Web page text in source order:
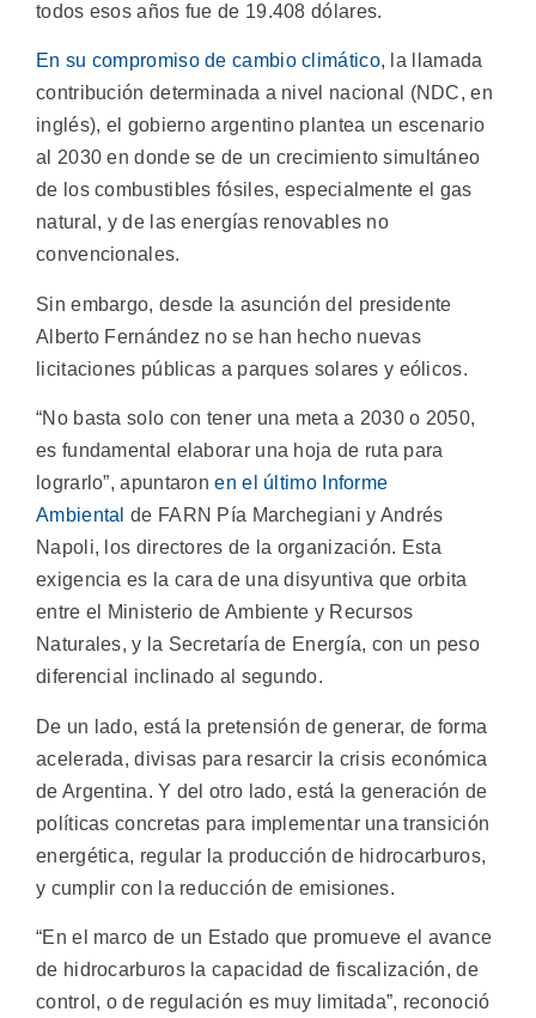
todos esos años fue de 19.408 dólares.
En su compromiso de cambio climático, la llamada
contribución determinada a nivel nacional (NDC, en
inglés), el gobierno argentino plantea un escenario
al 2030 en donde se de un crecimiento simultáneo
de los combustibles fósiles, especialmente el gas
natural, y de las energías renovables no
convencionales.
Sin embargo, desde la asunción del presidente
Alberto Fernández no se han hecho nuevas
licitaciones públicas a parques solares y eólicos.
“No basta solo con tener una meta a 2030 o 2050,
es fundamental elaborar una hoja de ruta para
lograrlo”, apuntaronen el último Informe
Ambiental de FARN Pía Marchegiani y Andrés
Napoli, los directores de la organización. Esta
exigencia es la cara de una disyuntiva que orbita
entre el Ministerio de Ambiente y Recursos
Naturales, y la Secretaría de Energía, con un peso
diferencial inclinado al segundo.
De un lado, está la pretensión de generar, de forma
acelerada, divisas para resarcir la crisis económica
de Argentina. Y del otro lado, está la generación de
políticas concretas para implementar una transición
energética, regular la producción de hidrocarburos,
y cumplir con la reducción de emisiones.
“En el marco de un Estado que promueve el avance
de hidrocarburos la capacidad de fiscalización, de
control, o de regulación es muy limitada”, reconoció